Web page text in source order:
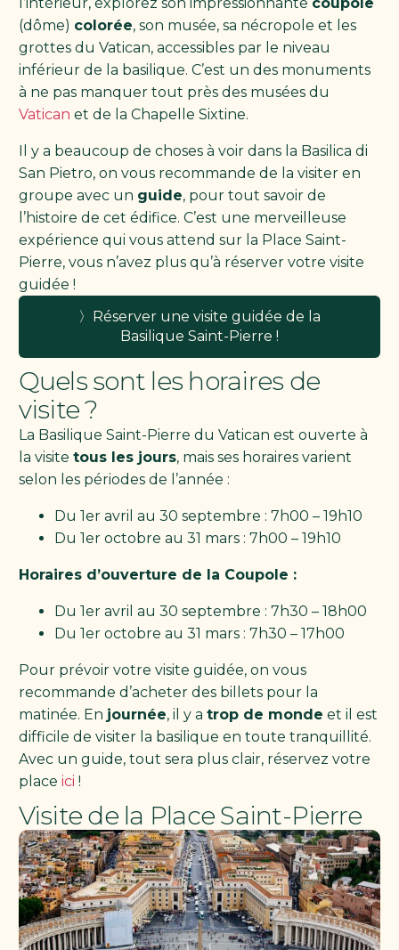
(dôme) colorée, son musée, sa nécropole et les
grottes du Vatican, accessibles par le niveau
inférieur de la basilique. C’est un des monuments
à ne pas manquer tout près des musées du
Vatican et de la Chapelle Sixtine.
Il y a beaucoup de choses à voir dans la Basilica di
San Pietro, on vous recommande de la visiter en
groupe avec un guide, pour tout savoir de
l’histoire de cet édifice. C’est une merveilleuse
expérience qui vous attend sur la Place Saint-
Pierre, vous n’avez plus qu’à réserver votre visite
guidée !
〉Réserver une visite guidée de la
Basilique Saint-Pierre !
Quels sont les horaires de
visite ?
La Basilique Saint-Pierre du Vatican est ouverte à
la visite tous les jours, mais ses horaires varient
selon les périodes de l’année :
Du 1er avril au 30 septembre : 7h00 – 19h10
Du 1er octobre au 31 mars : 7h00 – 19h10
Horaires d’ouverture de la Coupole :
Du 1er avril au 30 septembre : 7h30 – 18h00
Du 1er octobre au 31 mars : 7h30 – 17h00
Pour prévoir votre visite guidée, on vous
recommande d’acheter des billets pour la
matinée. En journée, il y a trop de monde et il est
difficile de visiter la basilique en toute tranquillité.
Avec un guide, tout sera plus clair, réservez votre
place ici !
Visite de la Place Saint-Pierre